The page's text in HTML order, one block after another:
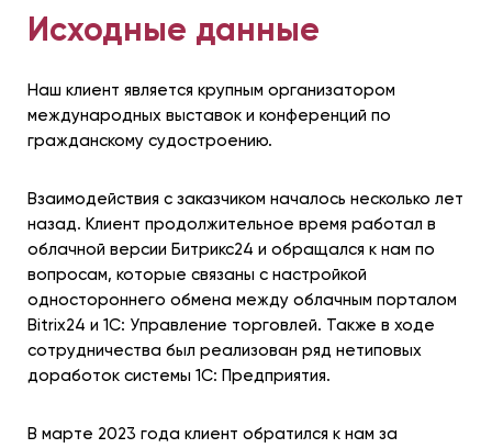
Исходные данные
Наш клиент является крупным организатором
международных выставок и конференций по
гражданскому судостроению.
Взаимодействия с заказчиком началось несколько лет
назад. Клиент продолжительное время работал в
облачной версии Битрикс24 и обращался к нам по
вопросам, которые связаны с настройкой
одностороннего обмена между облачным порталом
Bitrix24 и 1С: Управление торговлей. Также в ходе
сотрудничества был реализован ряд нетиповых
доработок системы 1С: Предприятия.
В марте 2023 года клиент обратился к нам за